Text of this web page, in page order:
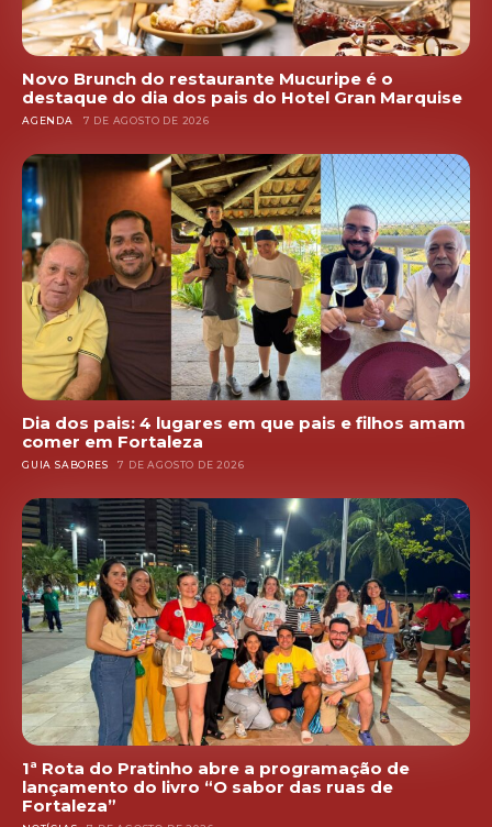
Novo Brunch do restaurante Mucuripe é o
destaque do dia dos pais do Hotel Gran Marquise
AGENDA 7 DE AGOSTO DE 2026
Dia dos pais: 4 lugares em que pais e filhos amam
comer em Fortaleza
GUIA SABORES 7 DE AGOSTO DE 2026
1ª Rota do Pratinho abre a programação de
lançamento do livro “O sabor das ruas de
Fortaleza”